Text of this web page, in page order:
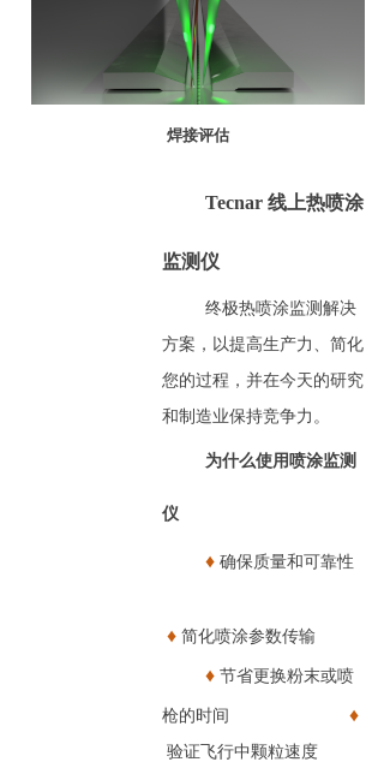
焊接评估
Tecnar 线上热喷涂
监测仪
终极热喷涂监测解决
方案，以提高生产力、简化
您的过程，并在今天的研究
和制造业保持竞争力。
为什么使用喷涂监测
仪
♦ 确保质量和可靠性
♦ 简化喷涂参数传输
♦ 节省更换粉末或喷
枪的时间 ♦
验证飞行中颗粒速度